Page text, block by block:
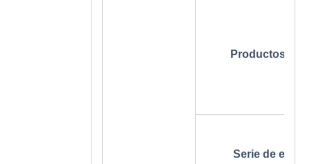
Productos de
Serie de